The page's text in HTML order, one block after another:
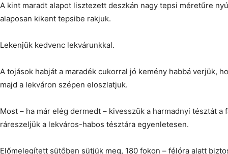
A kint maradt alapot lisztezett deszkán nagy tepsi méretűre
alaposan kikent tepsibe rakjuk.
Lekenjük kedvenc lekvárunkkal.
A tojások habját a maradék cukorral jó kemény habbá verjük,
majd a lekváron szépen eloszlatjuk.
Most – ha már elég dermedt – kivesszük a harmadnyi tésztát
ráreszeljük a lekváros-habos tésztára egyenletesen.
Előmelegített sütőben sütjük meg, 180 fokon – félóra alatt